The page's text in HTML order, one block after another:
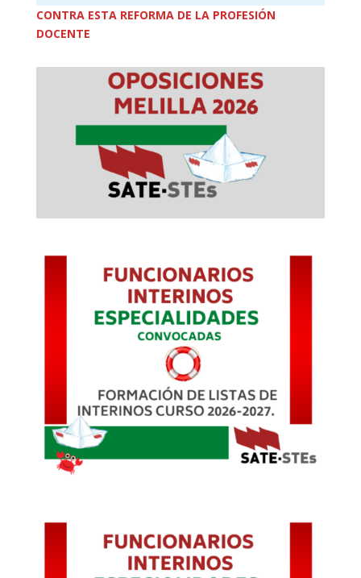
CONTRA ESTA REFORMA DE LA PROFESIÓN
DOCENTE